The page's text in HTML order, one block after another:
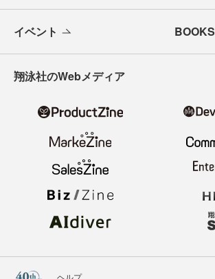
イベント BOOKS
翔泳社のWebメディア